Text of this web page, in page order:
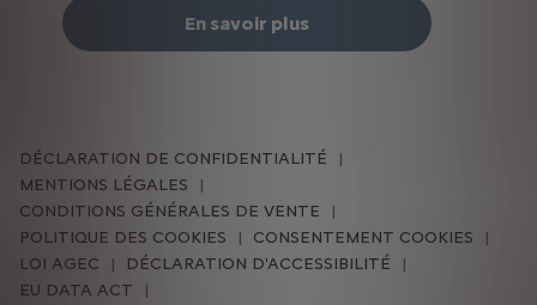
En savoir plus
DÉCLARATION DE CONFIDENTIALITÉ
MENTIONS LÉGALES
CONDITIONS GÉNÉRALES DE VENTE
POLITIQUE DES COOKIES
CONSENTEMENT COOKIES
LOI AGEC
DÉCLARATION D'ACCESSIBILITÉ
EU DATA ACT